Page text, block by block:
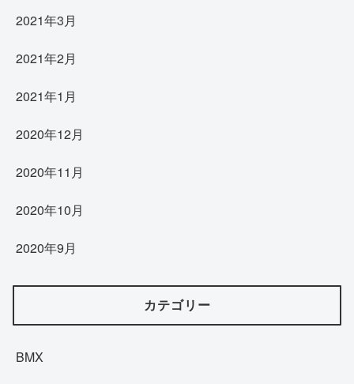
2021年3月
2021年2月
2021年1月
2020年12月
2020年11月
2020年10月
2020年9月
カテゴリー
BMX